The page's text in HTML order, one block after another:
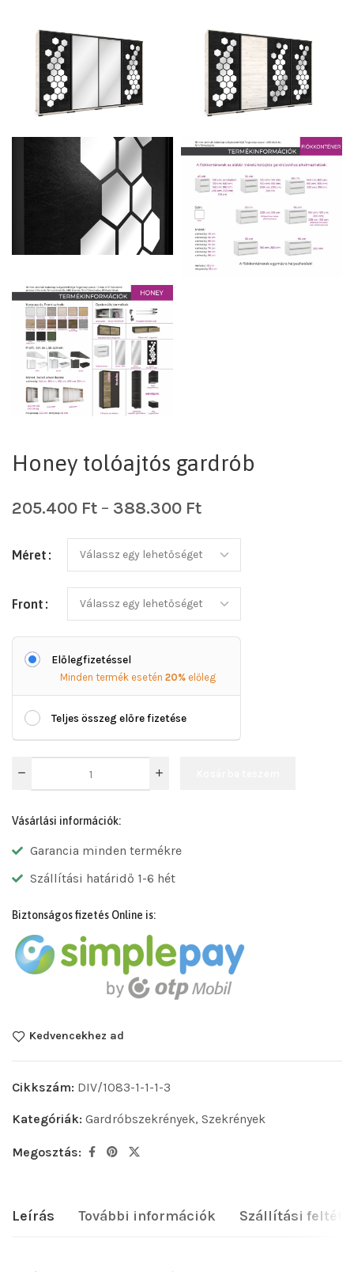
Honey tolóajtós gardrób
205.400 Ft – 388.300 Ft
Méret
Front
Előlegfizetéssel
Minden termék esetén 20% előleg
Teljes összeg előre fizetése
Vásárlási információk:
Garancia minden termékre
Szállítási határidő 1-6 hét
Biztonságos fizetés Online is:
Kedvencekhez ad
Cikkszám: DIV/1083-1-1-1-3
Kategóriák: Gardróbszekrények, Szekrények
Megosztás:
Leírás További információk Szállítási